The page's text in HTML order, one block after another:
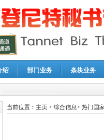
绍 部门业务 条块业务
缴申报鉴证
当前位置： 主页 > 综合信息> 热门国